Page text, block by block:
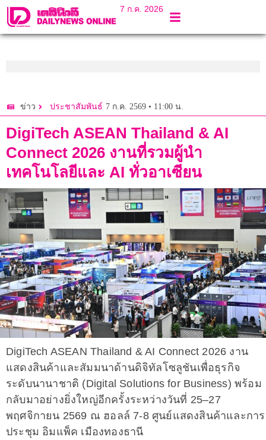
7 ก.ค. 2026
ข่าว ประชาสัมพันธ์ 7 ก.ค. 2569 • 11:00 น.
DigiTech ASEAN Thailand & AI
Connect 2026 งานที่รวมผู้นำ
เทคโนโลยีและ AI ทั่วอาเซียน
DigiTech ASEAN Thailand & AI Connect 2026 งาน
แสดงสินค้าและสัมมนาด้านดิจิทัลโซลูชันเพื่อธุรกิจ
ระดับนานาชาติ (Digital Solutions for Business) พร้อม
กลับมาอย่างยิ่งใหญ่อีกครั้งระหว่างวันที่ 25–27
พฤศจิกายน 2569 ณ ฮอลล์ 7-8 ศูนย์แสดงสินค้าและการ
ประชุม อิมแพ็ค เมืองทองธานี